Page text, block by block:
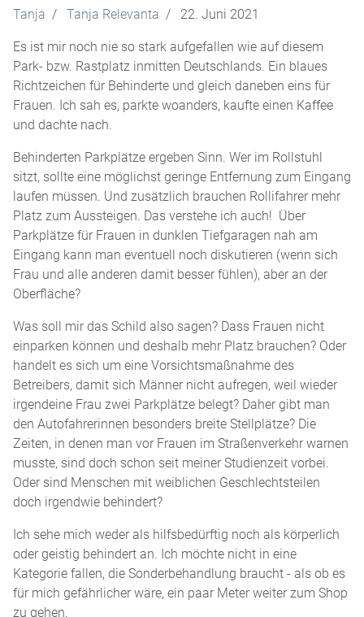
Tanja Tanja Relevanta 22. Juni 2021
Es ist mir noch nie so stark aufgefallen wie auf diesem
Park- bzw. Rastplatz inmitten Deutschlands. Ein blaues
Richtzeichen für Behinderte und gleich daneben eins für
Frauen. Ich sah es, parkte woanders, kaufte einen Kaffee
und dachte nach.
Behinderten Parkplätze ergeben Sinn. Wer im Rollstuhl
sitzt, sollte eine möglichst geringe Entfernung zum Eingang
laufen müssen. Und zusätzlich brauchen Rollifahrer mehr
Platz zum Aussteigen. Das verstehe ich auch! Über
Parkplätze für Frauen in dunklen Tiefgaragen nah am
Eingang kann man eventuell noch diskutieren (wenn sich
Frau und alle anderen damit besser fühlen), aber an der
Oberfläche?
Was soll mir das Schild also sagen? Dass Frauen nicht
einparken können und deshalb mehr Platz brauchen? Oder
handelt es sich um eine Vorsichtsmaßnahme des
Betreibers, damit sich Männer nicht aufregen, weil wieder
irgendeine Frau zwei Parkplätze belegt? Daher gibt man
den Autofahrerinnen besonders breite Stellplätze? Die
Zeiten, in denen man vor Frauen im Straßenverkehr warnen
musste, sind doch schon seit meiner Studienzeit vorbei.
Oder sind Menschen mit weiblichen Geschlechtsteilen
doch irgendwie behindert?
Ich sehe mich weder als hilfsbedürftig noch als körperlich
oder geistig behindert an. Ich möchte nicht in eine
Kategorie fallen, die Sonderbehandlung braucht - als ob es
für mich gefährlicher wäre, ein paar Meter weiter zum Shop
zu gehen.